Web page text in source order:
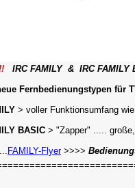
IRC FAMILY & IRC FAMILY
Fernbedienungstypen für
> voller Funktionsumfang
BASIC > "Zapper" .....
FAMILY-Flyer>>>>